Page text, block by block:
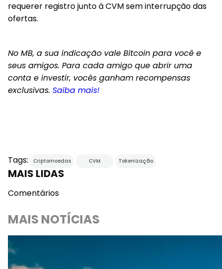
requerer registro junto à CVM sem interrupção das
ofertas.
No MB, a sua indicação vale Bitcoin para você e
seus amigos. Para cada amigo que abrir uma
conta e investir, vocês ganham recompensas
exclusivas. Saiba mais!
Tags: Criptomoedas CVM Tokenização
MAIS LIDAS
Comentários
MAIS NOTÍCIAS